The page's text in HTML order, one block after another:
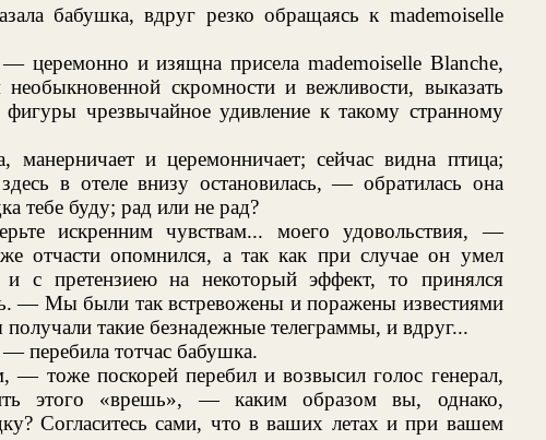
бабушка, вдруг резко обращаясь к mademoiselle
церемонно и изящна присела mademoiselle Blanche,
скромности и вежливости, выказать
чрезвычайное удивление к такому странному
и церемонничает; сейчас видна птица;
в отеле внизу остановилась, — обратилась она
тебе буду; рад или не рад?
искренним чувствам... моего удовольствия, —
отчасти опомнился, а так как при случае он умел
и с претензиею на некоторый эффект, то принялся
— Мы были так встревожены и поражены известиями
такие безнадежные телеграммы, и вдруг...
тотчас бабушка.
тоже поскорей перебил и возвысил голос генерал,
этого «врешь», — каким образом вы, однако,
Согласитесь сами, что в ваших летах и при вашем